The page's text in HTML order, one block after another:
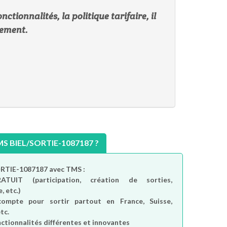
la politique tarifaire, il
BIEL/SORTIE-1087187 ?
1087187 avec TMS :
(participation, création de sorties,
etc.)
pour sortir partout en France, Suisse,
différentes et innovantes